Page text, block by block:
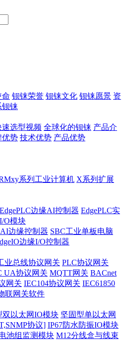
命 钡铼荣誉 钡铼文化 钡铼愿景 资
钡铼
速选型视频 全球化的钡铼 产品介
优势 技术优势 产品优势
系列工业计算机 X系列扩展
EdgePLC边缘AI控制器 EdgePLC实
O模块
边缘控制器 SBC工业单板电脑
边缘I/O控制器
业总线协议网关 PLC协议网关
UA协议网关 MQTT网关 BACnet
网关 IEC104协议网关 IEC61850
联网关软件
双以太网IO模块 坚固型单以太网
协议] IP67防水防振IO模块
池组监测模块 M12分线盒与线束